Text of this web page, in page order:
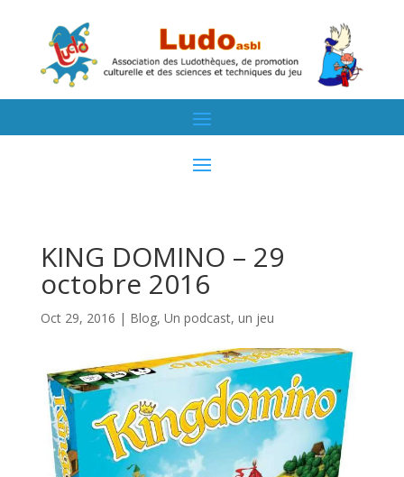
KING DOMINO – 29
octobre 2016
Oct 29, 2016 | Blog, Un podcast, un jeu